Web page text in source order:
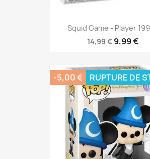
Squid Game - Player
14,99 € 9,99 €
-5,00 € RUPTURE DE